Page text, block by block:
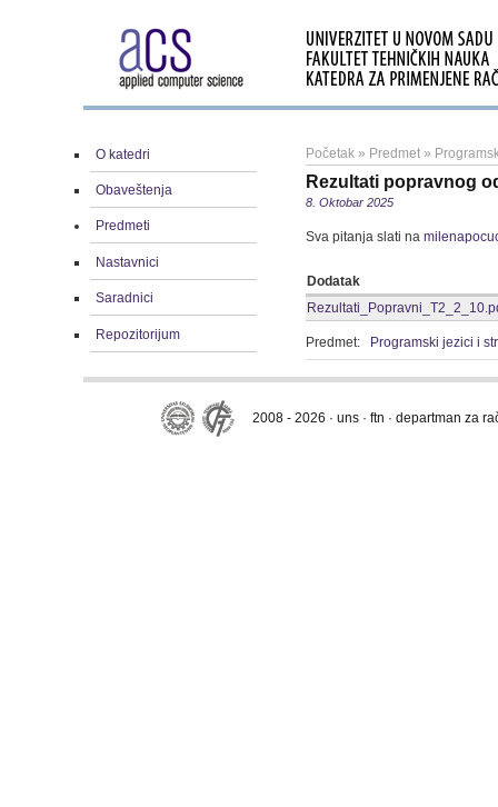
O katedri
Obaveštenja
Predmeti
Nastavnici
Saradnici
Repozitorijum
Početak » Predmet »
Rezultati popravnog
8. Oktobar 2025
Sva pitanja slati na
Dodatak
Predmet: Programski jezici i
2008 - 2026 · uns · ftn · departman za